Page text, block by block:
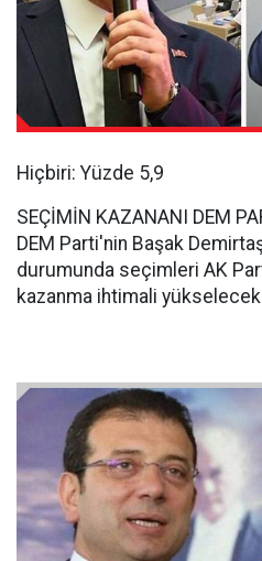
Hiçbiri: Yüzde 5,9
SEÇİMİN KAZANANI DEM
DEM Parti'nin Başak
durumunda seçimleri AK
kazanma ihtimali